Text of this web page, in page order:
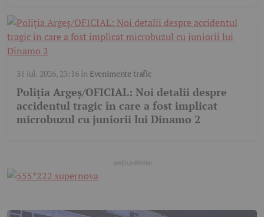
31 iul. 2026, 23:16în Evenimente trafic
Poliția Argeș/OFICIAL: Noi detalii despre
accidentul tragic în care a fost implicat
microbuzul cu juniorii lui Dinamo 2